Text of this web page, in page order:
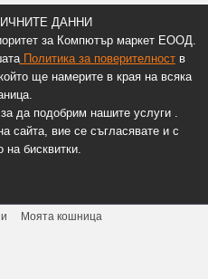
ДАННИ
за Компютър маркет ЕООД.
Политика за поверителноств
ще намерите в края на всяка
да подобрим нашите услуги .
сайта, вие се съгласявате и с
на бисквитки.
Моята кошница